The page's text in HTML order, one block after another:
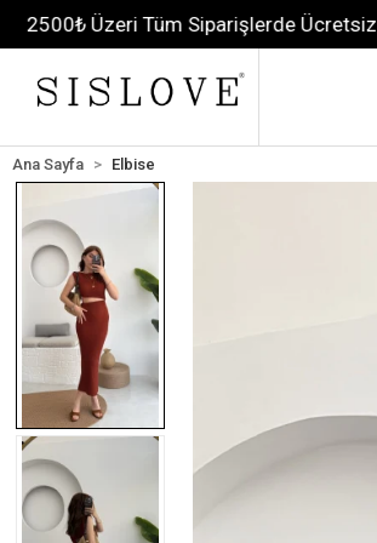
Tüm Siparişlerde Ücretsiz Kargo!
Ana Sayfa Elbise